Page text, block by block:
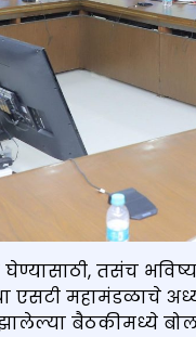
तसंच
एसटी महामंडळाचे
बैठकीमध्ये